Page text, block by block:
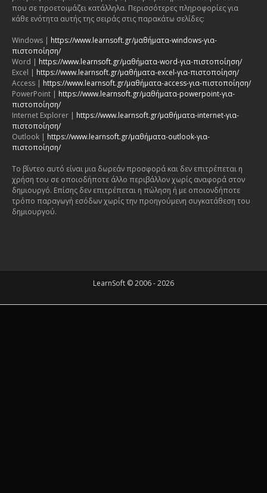
που σε προετοιμάζει κατάλληλα. Περισσότερες πληροφορίες για
κάθε ενότητα αυτής της σειράς στις παρακάτω σελίδες:
Windows | https://www.learnsoft.gr/μαθήματα-windows-για-
πιστοποίηση/
Word | https://www.learnsoft.gr/μαθήματα-word-για-πιστοποίηση/
Excel | https://www.learnsoft.gr/μαθήματα-excel-για-πιστοποίηση/
Access | https://www.learnsoft.gr/μαθήματα-access-για-πιστοποίηση/
PowerPoint | https://www.learnsoft.gr/μαθήματα-powerpoint-για-
πιστοποίηση/
Internet Explorer | https://www.learnsoft.gr/μαθήματα-internet-για-
πιστοποίηση/
Outlook | https://www.learnsoft.gr/μαθήματα-outlook-για-
πιστοποίηση/
Το βίντεο αυτό είναι μια δωρεάν προσφορά και δεν επιτρέπεται η
χρήση του σε οποιοδήποτε άλλο περιβάλλον χωρίς αναφορά στον
δημιουργό. Επίσης δεν επιτρέπεται η πώληση ή με οποιονδήποτε
τρόπο παραγωγή εσόδων χωρίς την προηγούμενη συγκατάθεση του
δημιουργού.
LearnSoft © 2006 - 2026